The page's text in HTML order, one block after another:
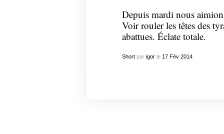
Depuis mardi nous
Voir rouler les têtes des
abattues. Éclate totale.
Shortpar igorle 17 Fév 2014